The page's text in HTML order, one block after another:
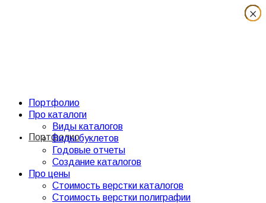
Портфолио
Портфолио
Про каталоги
Виды каталогов
Виды буклетов
Годовые отчеты
Создание каталогов
Про цены
Стоимость верстки каталогов
Стоимость верстки полиграфии
×
×
×
×
×
×
×
×